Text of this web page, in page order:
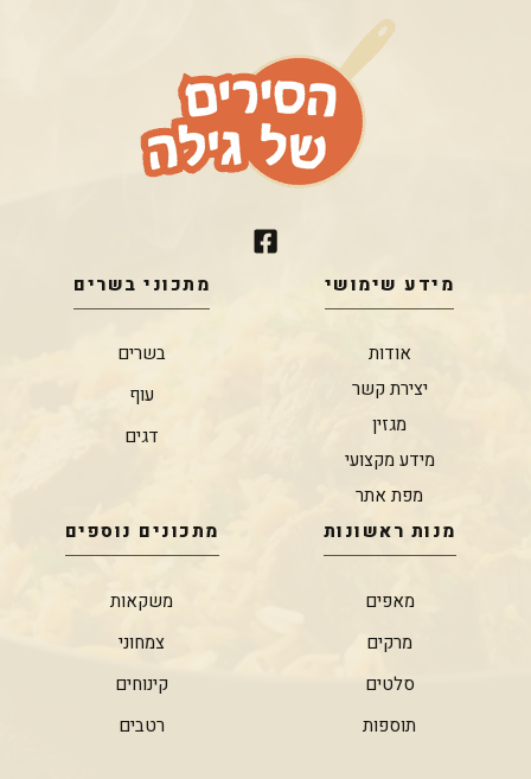
מידע שימושי
אודות
יצירת קשר
מגזין
מידע מקצועי
מפת אתר
מתכוני בשרים
בשרים
עוף
דגים
מנות ראשונות
מאפים
מרקים
סלטים
תוספות
מתכונים נוספים
משקאות
צמחוני
קינוחים
רטבים